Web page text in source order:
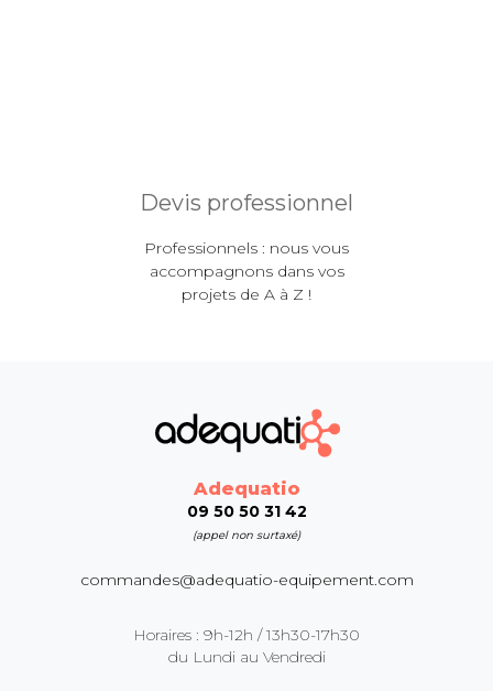
Devis professionnel
Professionnels : nous vous
accompagnons dans vos
projets de A à Z !
Adequatio
09 50 50 31 42
(appel non surtaxé)
commandes@adequatio-equipement.com
Horaires : 9h-12h / 13h30-17h30
du Lundi au Vendredi